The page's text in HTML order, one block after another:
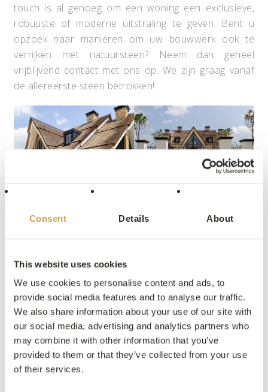
Consent Details About
This website uses cookies
We use cookies to personalise content and ads, to
provide social media features and to analyse our traffic.
We also share information about your use of our site with
our social media, advertising and analytics partners who
may combine it with other information that you’ve
provided to them or that they’ve collected from your use
of their services.
touch is al genoeg om een woning een exclusieve,
robuuste of moderne uitstraling te geven. Bent u
opzoek naar manieren om uw bouwwerk ook te
verrijken met natuursteen? Neem dan geheel
vrijblijvend contact met ons op. We zijn graag vanaf
de allereerste steen betrokken!